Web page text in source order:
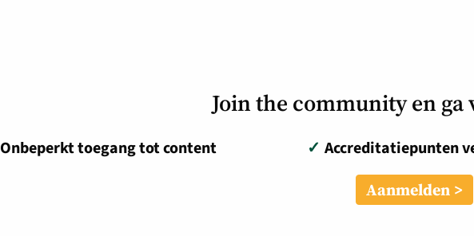
Join the community en
Onbeperkt toegang tot content ✓ Accreditatiepunten
Aanmelden